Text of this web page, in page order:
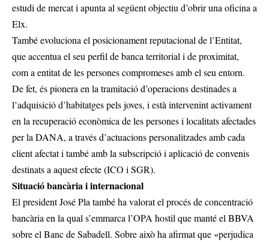
estudi de mercat i apunta al següent objectiu d’obrir una oficina a
Elx.
També evoluciona el posicionament reputacional de l’Entitat,
que accentua el seu perfil de banca territorial i de proximitat,
com a entitat de les persones compromeses amb el seu entorn.
De fet, és pionera en la tramitació d’operacions destinades a
l’adquisició d’habitatges pels joves, i està intervenint activament
en la recuperació econòmica de les persones i localitats afectades
per la DANA, a través d’actuacions personalitzades amb cada
client afectat i també amb la subscripció i aplicació de convenis
destinats a aquest efecte (ICO i SGR).
Situació bancària i internacional
El president José Pla també ha valorat el procés de concentració
bancària en la qual s’emmarca l’OPA hostil que manté el BBVA
sobre el Banc de Sabadell. Sobre això ha afirmat que «perjudica